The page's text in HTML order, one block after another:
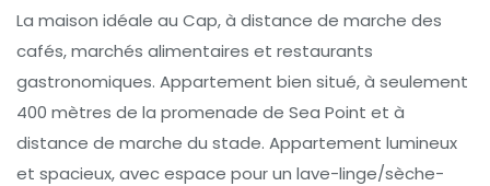
La maison idéale au Cap, à distance de marche des
cafés, marchés alimentaires et restaurants
gastronomiques. Appartement bien situé, à seulement
400 mètres de la promenade de Sea Point et à
distance de marche du stade. Appartement lumineux
et spacieux, avec espace pour un lave-linge/sèche-